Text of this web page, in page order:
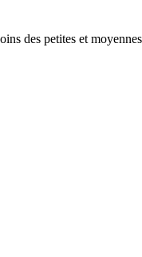
des petites et